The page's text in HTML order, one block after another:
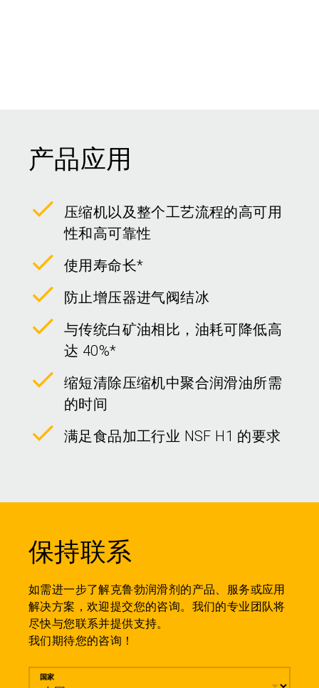
产品应用
压缩机以及整个工艺流程的高可用
性和高可靠性
使用寿命长*
防止增压器进气阀结冰
与传统白矿油相比，油耗可降低高
达 40%*
缩短清除压缩机中聚合润滑油所需
的时间
满足食品加工行业 NSF H1 的要求
保持联系
如需进一步了解克鲁勃润滑剂的产品、服务或应用
解决方案，欢迎提交您的咨询。我们的专业团队将
尽快与您联系并提供支持。
我们期待您的咨询！
留言
国家